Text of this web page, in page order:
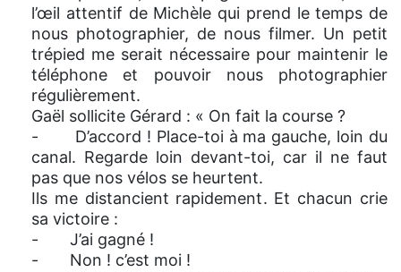
l’œil attentif de Michèle qui prend le temps de
nous photographier, de nous filmer. Un petit
trépied me serait nécessaire pour maintenir le
téléphone et pouvoir nous photographier
régulièrement.
Gaël sollicite Gérard : « On fait la course ?
- D’accord ! Place-toi à ma gauche, loin du
canal. Regarde loin devant-toi, car il ne faut
pas que nos vélos se heurtent.
Ils me distancient rapidement. Et chacun crie
sa victoire :
- J’ai gagné !
- Non ! c’est moi !